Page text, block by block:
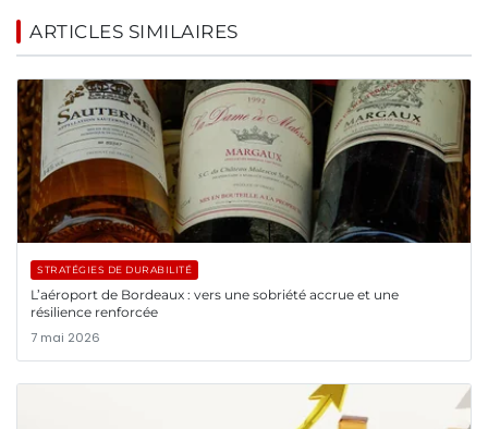
ARTICLES SIMILAIRES
STRATÉGIES DE DURABILITÉ
L’aéroport de Bordeaux : vers une sobriété accrue et une
résilience renforcée
7 mai 2026